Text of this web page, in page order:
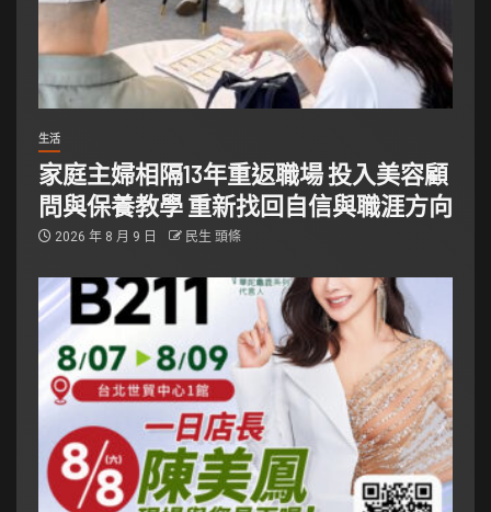
生活
家庭主婦相隔13年重返職場 投入美容顧
問與保養教學 重新找回自信與職涯方向
2026 年 8 月 9 日 民生 頭條